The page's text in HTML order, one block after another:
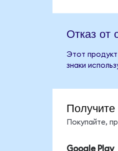
Отказ от
Этот
знаки
Покупайте,
Google Play